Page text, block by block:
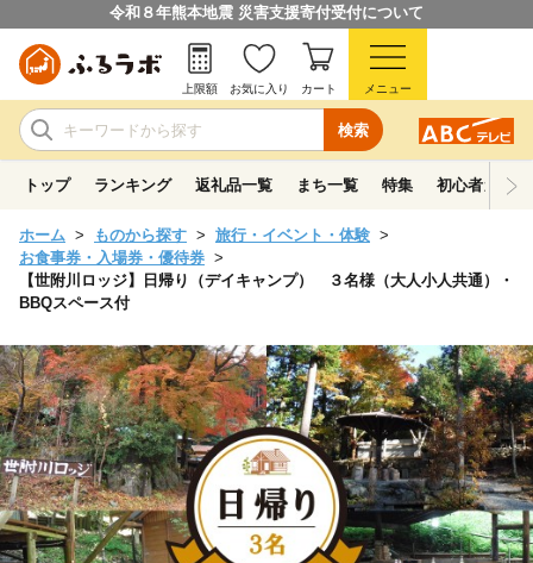
令和８年熊本地震 災害支援寄付受付について
検索
上限額 お気に入り カート メニュー
トップ ランキング 返礼品一覧 まち一覧 特集 初心者ガイド
ホーム ものから探す
旅行・イベント・体験
お食事券・入場券・優待券
【世附川ロッジ】日帰り（デイキャンプ） ３名様（大人小人共通）・
BBQスペース付